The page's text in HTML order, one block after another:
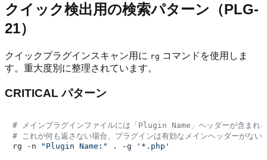
クイック検出用の検索パターン（PLG-
21）
クイックプラグインスキャン用に rg コマンドを使用しま
す。重大度別に整理されています。
CRITICAL パターン
# メインプラグインファイルには「Plugin Name」ヘッダーが含まれ
# これが何も返さない場合、プラグインは有効なメインヘッダーがない
rg -n
"Plugin Name:" . -g '*.php'